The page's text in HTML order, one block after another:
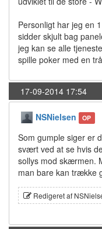
Personligt har jeg en
sidder skjult bag
jeg kan se alle
spille poker med en
17-09-2014 17:54
NSNielsen OP
Som gumple siger er
svært ved at se hvis
sollys mod skærmen.
man bare kan trække
Redigeret af